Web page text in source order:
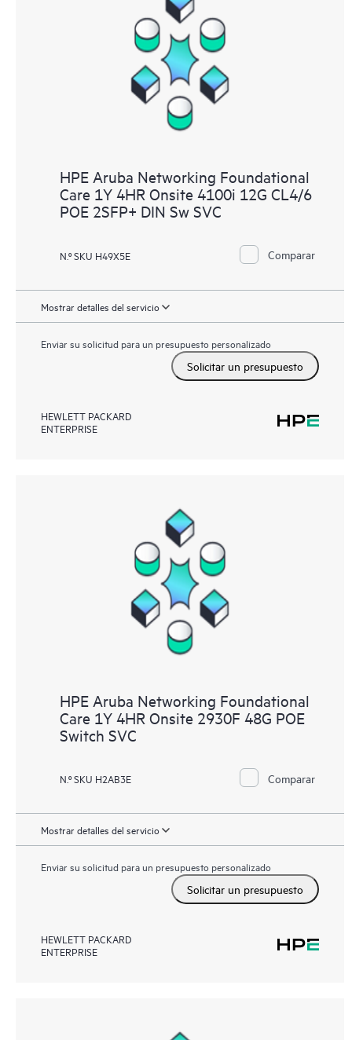
HPE Aruba Networking Foundational
Care 1Y 4HR Onsite 4100i 12G CL4/6
POE 2SFP+ DIN Sw SVC
N.º SKU H49X5E Comparar
Mostrar detalles del servicio
Enviar su solicitud para un presupuesto personalizado
Solicitar un presupuesto
HEWLETT PACKARD
ENTERPRISE
HPE Aruba Networking Foundational
Care 1Y 4HR Onsite 2930F 48G POE
Switch SVC
N.º SKU H2AB3E Comparar
Mostrar detalles del servicio
Enviar su solicitud para un presupuesto personalizado
Solicitar un presupuesto
HEWLETT PACKARD
ENTERPRISE